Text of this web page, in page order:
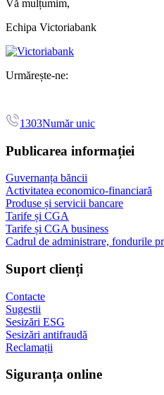
Vă mulțumim,
Echipa Victoriabank
Urmărește-ne:
1303Număr unic
Publicarea informației
Guvernanța băncii
Activitatea economico-financiară
Produse și servicii bancare
Tarife și CGA
Tarife și CGA business
Cadrul de administrare, fondurile
Suport clienți
Contacte
Sugestii
Sesizări ESG
Sesizări antifraudă
Reclamații
Siguranța online